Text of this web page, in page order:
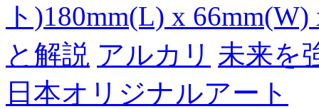
ト)180mm(L) x
と解説 アルカリ 未来を
日本オリジナルアート